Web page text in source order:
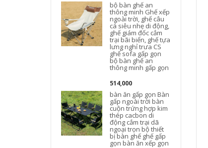
bộ bàn ghế an
thông minh Ghế xếp
ngoài trời, ghế câu
cá siêu nhẹ di động,
ghế giám đốc cắm
trại bãi biển, ghế tựa
lưng nghỉ trưa CS
ghế sofa gấp gọn
bộ bàn ghế an
thông minh gấp gọn
514,000
bàn ăn gấp gọn Bàn
gấp ngoài trời bàn
cuộn trứng hợp kim
thép cacbon di
động cắm trại dã
ngoại trọn bộ thiết
bị bàn ghế ghế gấp
gọn bàn ăn xếp gọn